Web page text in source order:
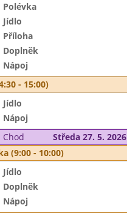
Polévka
Jídlo
Příloha
Doplněk
Nápoj
- 15:00)
Jídlo
Nápoj
Chod
Středa 27. 5. 2026
(9:00 - 10:00)
Jídlo
Doplněk
Nápoj